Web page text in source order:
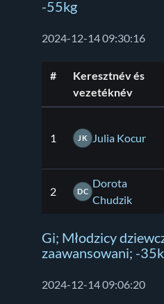
-55kg
2024-12-14 09:30:16
#
Keresztnév és
vezetéknév
1 JK Julia Kocur
2 DC
Dorota
Chudzik
Gi; Młodzicy
zaawansowani; -
2024-12-14 09:06:20